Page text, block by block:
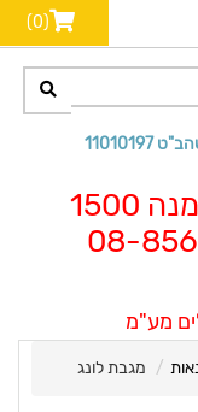
(0)
שים לב! מינימום הזמנה 1500
מע"מ
מגבת לונג